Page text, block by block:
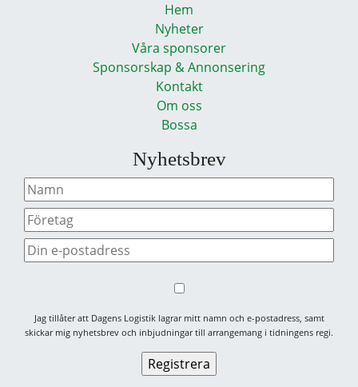
Hem
Nyheter
Våra sponsorer
Sponsorskap & Annonsering
Kontakt
Om oss
Bossa
Nyhetsbrev
Jag tillåter att Dagens Logistik lagrar mitt namn och e-postadress, samt
skickar mig nyhetsbrev och inbjudningar till arrangemang i tidningens regi.